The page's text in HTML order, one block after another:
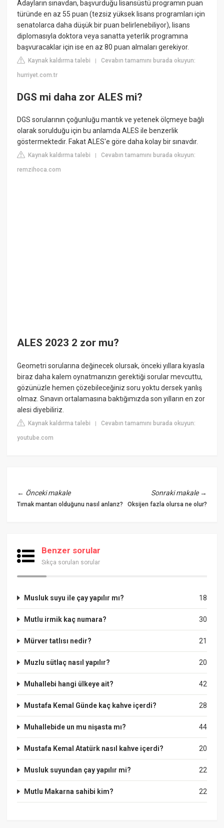
Adayların sınavdan, başvurduğu lisansüstü programın puan
türünde en az 55 puan (tezsiz yüksek lisans programları için
senatolarca daha düşük bir puan belirlenebiliyor), lisans
diplomasıyla doktora veya sanatta yeterlik programına
başvuracaklar için ise en az 80 puan almaları gerekiyor.
Kaynak kaldırma talebi |Cevabın tamamını burada okuyun:
hurriyet.com.tr
DGS mi daha zor ALES mi?
DGS sorularının çoğunluğu mantık ve yetenek ölçmeye bağlı
olarak sorulduğu için bu anlamda ALES ile benzerlik
göstermektedir. Fakat ALES'e göre daha kolay bir sınavdır.
Kaynak kaldırma talebi |Cevabın tamamını burada okuyun:
remzihoca.com
ALES 2023 2 zor mu?
Geometri sorularına değinecek olursak, önceki yıllara kıyasla
biraz daha kalem oynatmanızın gerektiği sorular mevcuttu,
gözünüzle hemen çözebileceğiniz soru yoktu dersek yanlış
olmaz. Sınavın ortalamasına baktığımızda son yılların en zor
alesi diyebiliriz.
Kaynak kaldırma talebi |Cevabın tamamını burada okuyun:
youtube.com
← Önceki makale
Tırnak mantarı olduğunu nasıl anlarız?
Sonraki makale→
Oksijen fazla olursa ne olur?
Benzer sorular
Sıkça sorulan sorular
18
Musluk suyu ile çay yapılır mı?
30
Mutlu irmik kaç numara?
21
Mürver tatlısı nedir?
20
Muzlu sütlaç nasıl yapılır?
42
Muhallebi hangi ülkeye ait?
28
Mustafa Kemal Günde kaç kahve içerdi?
44
Muhallebide un mu nişasta mı?
20
Mustafa Kemal Atatürk nasıl kahve içerdi?
22
Musluk suyundan çay yapılır mi?
22
Mutlu Makarna sahibi kim?